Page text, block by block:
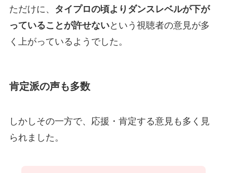
ただけに、
タイプロの頃よりダンスレベルが下が
っていることが許せないという視聴者の意見が多
く上がっているようでした。
肯定派の声も多数
しかしその一方で、応援・肯定する意見も多く見
られました。